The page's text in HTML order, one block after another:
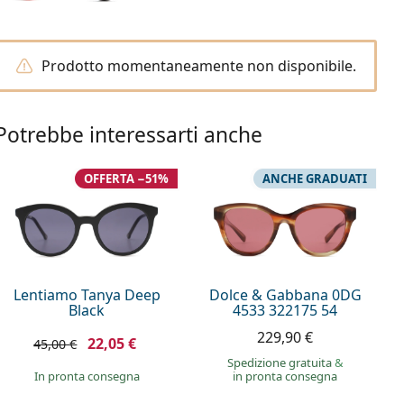
Prodotto momentaneamente non disponibile.
interessarti anche
Lentiamo Tanya Deep
Black
OFFERTA −51%
45,00 € 22,05 €
in pronta consegna
Dolce & Gabbana 0DG
4533 322175 54
ANCHE GRADUATI
229,90 €
Spedizione gratuita&
in pronta consegna